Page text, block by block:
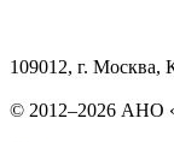
109012, г. Москва,
© 2012–2026 АНО